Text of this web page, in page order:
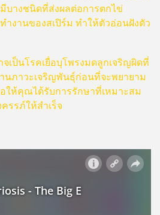
บางชนิดที่ส่งผลต่อการตกไข่
งานของสเปิร์ม ทำให้ตัวอ่อนฝังตัว
เป็นโรคเยื่อบุโพรงมดลูกเจริญผิดที่
นภาวะเจริญพันธุ์ก่อนที่จะพยายาม
ให้คุณได้รับการรักษาที่เหมาะสม
รรภ์ให้สำเร็จ